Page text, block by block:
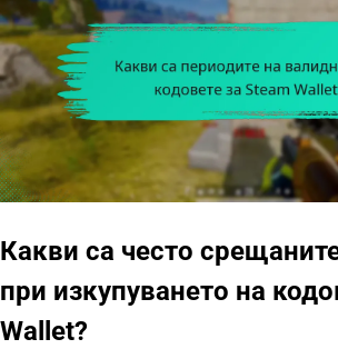
Какви са често
при изкупуването на
Wallet?